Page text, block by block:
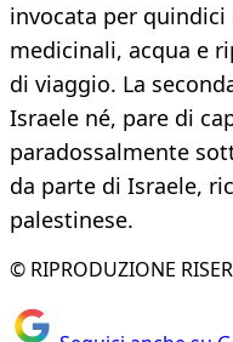
invocata per
medicinali, acqua e
di viaggio. La
Israele né, pare di
paradossalmente
da parte di Israele,
palestinese.
© RIPRODUZIONE